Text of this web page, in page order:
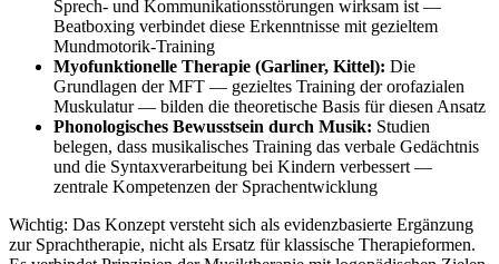
Sprech- und Kommunikationsstörungen wirksam ist —
Beatboxing verbindet diese Erkenntnisse mit gezieltem
Mundmotorik-Training
Myofunktionelle Therapie (Garliner, Kittel): Die
Grundlagen der MFT — gezieltes Training der orofazialen
Muskulatur — bilden die theoretische Basis für diesen Ansatz
Phonologisches Bewusstsein durch Musik: Studien
belegen, dass musikalisches Training das verbale Gedächtnis
und die Syntaxverarbeitung bei Kindern verbessert —
zentrale Kompetenzen der Sprachentwicklung
Wichtig: Das Konzept versteht sich als evidenzbasierte Ergänzung
zur Sprachtherapie, nicht als Ersatz für klassische Therapieformen.